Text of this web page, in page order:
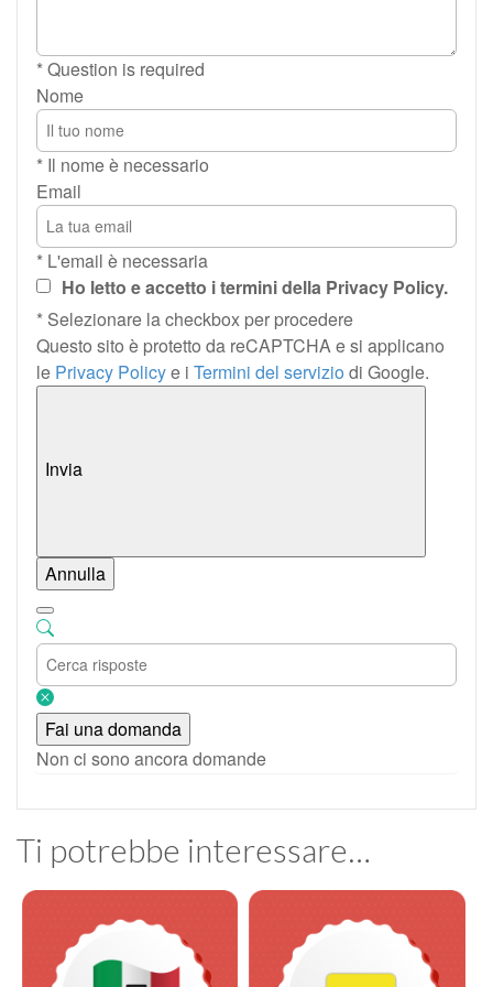
* Question is required
Nome
* Il nome è necessario
Email
* L'email è necessaria
Ho letto e accetto i termini della Privacy Policy.
* Selezionare la checkbox per procedere
Questo sito è protetto da reCAPTCHA e si applicano
le Privacy Policye i Termini del servizio di Google.
Invia
Annulla
Fai una domanda
Non ci sono ancora domande
Ti potrebbe interessare…